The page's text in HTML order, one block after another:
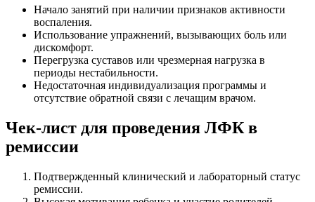
Начало занятий при наличии признаков активности
воспаления.
Использование упражнений, вызывающих боль или
дискомфорт.
Перегрузка суставов или чрезмерная нагрузка в
периоды нестабильности.
Недостаточная индивидуализация программы и
отсутствие обратной связи с лечащим врачом.
Чек-лист для проведения ЛФК в
ремиссии
Подтвержденный клинический и лабораторный статус
ремиссии.